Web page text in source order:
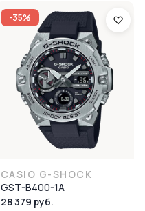
-35%
CASIO G-SHOCK
GST-B400-1A
28 379 руб.